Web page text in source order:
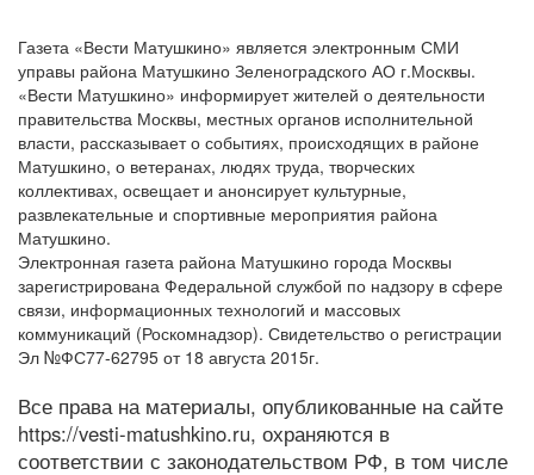
Газета «Вести Матушкино» является электронным СМИ
управы района Матушкино Зеленоградского АО г.Москвы.
«Вести Матушкино» информирует жителей о деятельности
правительства Москвы, местных органов исполнительной
власти, рассказывает о событиях, происходящих в районе
Матушкино, о ветеранах, людях труда, творческих
коллективах, освещает и анонсирует культурные,
развлекательные и спортивные мероприятия района
Матушкино.
Электронная газета района Матушкино города Москвы
зарегистрирована Федеральной службой по надзору в сфере
связи, информационных технологий и массовых
коммуникаций (Роскомнадзор). Свидетельство о регистрации
Эл №ФС77-62795 от 18 августа 2015г.
Все права на материалы, опубликованные на сайте
https://vesti-matushkino.ru, охраняются в
соответствии с законодательством РФ, в том числе